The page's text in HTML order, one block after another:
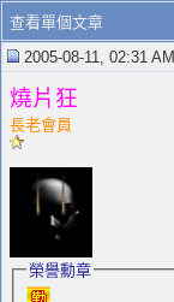
查看單個文章
2005-08-11, 02:31 AM
燒片狂
長老會員
榮譽勳章